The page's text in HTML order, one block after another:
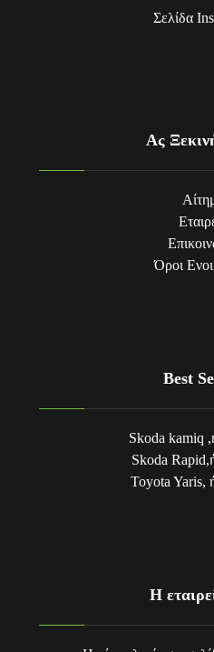
Σελίδα
Ας
Όροι
Best
Skoda kamiq
Skoda
Toyota Yaris,
Η